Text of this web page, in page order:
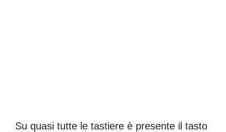
Su quasi tutte le tastiere è presente il tasto